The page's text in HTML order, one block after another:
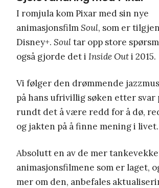
I romjula kom Pixar med sin nye
animasjonsfilmSoul, som er
Disney+. Soultar opp store
også gjorde det i Inside Outi 2015.
Vi følger den drømmende
på hans ufrivillig søken etter svar
rundt det å være redd for å dø,
og jakten på å finne mening i livet.
Absolutt en av de mer
animasjonsfilmene som er laget,
mer om den, anbefales